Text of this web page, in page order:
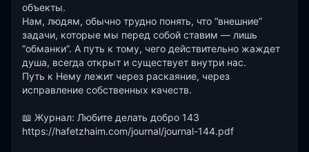
объекты.
Нам, людям, обычно трудно понять, что “внешние”
задачи, которые мы перед собой ставим — лишь
“обманки”. А путь к тому, чего действительно жаждет
душа, всегда открыт и существует внутри нас.
Путь к Нему лежит через раскаяние, через
исправление собственных качеств.
📖 Журнал: Любите делать добро 143
https://hafetzhaim.com/journal/journal-144.pdf